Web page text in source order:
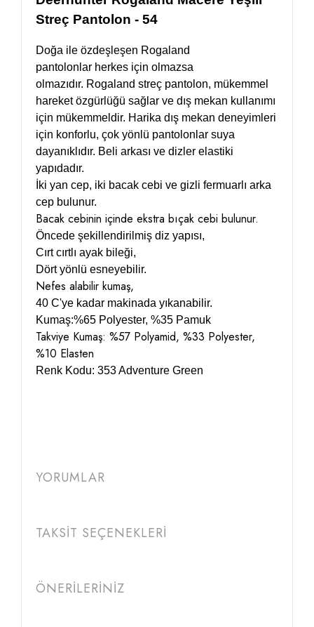
Streç Pantolon - 54
Doğa ile özdeşleşen Rogaland
pantolonlar herkes için olmazsa
olmazıdır. Rogaland streç pantolon, mükemmel
hareket özgürlüğü sağlar ve dış mekan kullanımı
için mükemmeldir. Harika dış mekan deneyimleri
için konforlu, çok yönlü pantolonlar suya
dayanıklıdır. Beli arkası ve dizler elastiki
yapıdadır.
İki yan cep, iki bacak cebi ve gizli fermuarlı arka
cep bulunur.
Bacak cebinin içinde ekstra bıçak cebi bulunur.
Öncede şekillendirilmiş diz yapısı,
Cırt cırtlı ayak bileği,
Dört yönlü esneyebilir.
Nefes alabilir kumaş,
40 C'ye kadar makinada yıkanabilir.
Kumaş:%65 Polyester, %35 Pamuk
Takviye Kumaş: %57 Polyamid, %33 Polyester,
%10 Elasten
Renk Kodu: 353 Adventure Green
YORUMLAR
TAKSİT SEÇENEKLERİ
ÖNERİLERİNİZ